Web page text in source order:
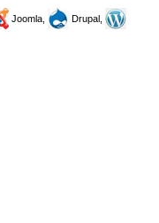
Joomla,
Drupal,